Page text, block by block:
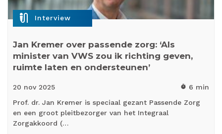
mic_external_on Interview
Jan Kremer over passende zorg: ‘Als
minister van VWS zou ik richting geven,
ruimte laten en ondersteunen’
20 nov 2025 timer 6 min
Prof. dr. Jan Kremer is speciaal gezant Passende Zorg
en een groot pleitbezorger van het Integraal
Zorgakkoord (…